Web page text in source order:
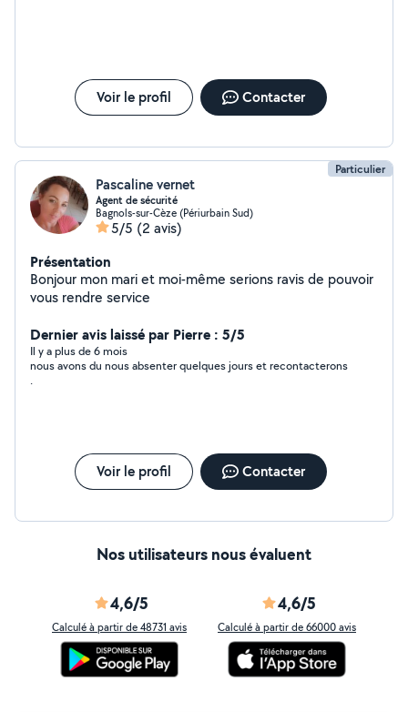
Voir le profil Contacter
Particulier
Pascaline vernet
Agent de sécurité
Bagnols-sur-Cèze (Périurbain Sud)
5/5 (2 avis)
Présentation
Bonjour mon mari et moi-même serions ravis de pouvoir
vous rendre service
Dernier avis laissé par Pierre : 5/5
Il y a plus de 6 mois
nous avons du nous absenter quelques jours et recontacterons
.
Voir le profil Contacter
Nos utilisateurs nous évaluent
4,6/5
Calculé à partir de 48731 avis
4,6/5
Calculé à partir de 66000 avis